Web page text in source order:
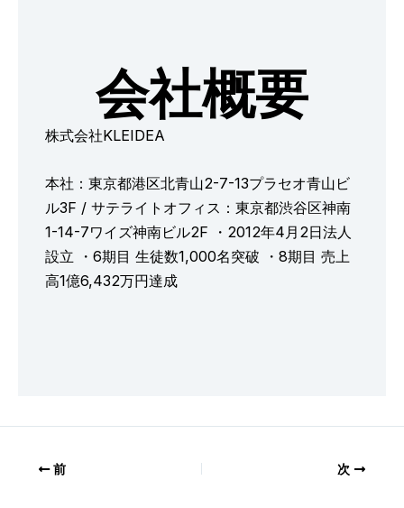
会社概要
株式会社KLEIDEA
本社：東京都港区北青山2-7-13プラセオ青山ビ
ル3F / サテライトオフィス：東京都渋谷区神南
1-14-7ワイズ神南ビル2F ・2012年4月2日法人
設立 ・6期目 生徒数1,000名突破 ・8期目 売上
高1億6,432万円達成
前 次